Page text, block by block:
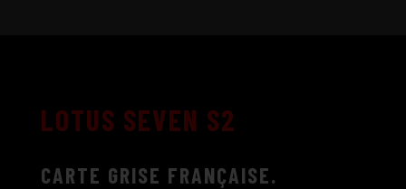
LOTUS SEVEN S2
CARTE GRISE FRANÇAISE.